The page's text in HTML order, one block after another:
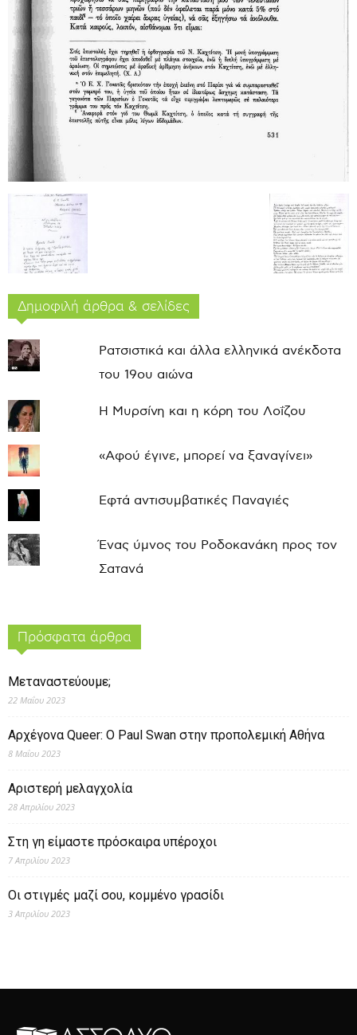
Δημοφιλή άρθρα & σελίδες
Ρατσιστικά και άλλα ελληνικά ανέκδοτα
του 19ου αιώνα
Η Μυρσίνη και η κόρη του Λοΐζου
«Αφού έγινε, μπορεί να ξαναγίνει»
Εφτά αντισυμβατικές Παναγιές
Ένας ύμνος του Ροδοκανάκη προς τον
Σατανά
Πρόσφατα άρθρα
Μεταναστεύουμε;
22 Μαΐου 2023
Αρχέγονα Queer: O Paul Swan στην προπολεμική Αθήνα
8 Μαΐου 2023
Αριστερή μελαγχολία
28 Απριλίου 2023
Στη γη είμαστε πρόσκαιρα υπέροχοι
7 Απριλίου 2023
Οι στιγμές μαζί σου, κομμένο γρασίδι
3 Απριλίου 2023